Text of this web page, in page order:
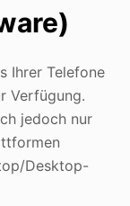
Ihrer Telefone
Verfügung.
jedoch nur
Desktop-